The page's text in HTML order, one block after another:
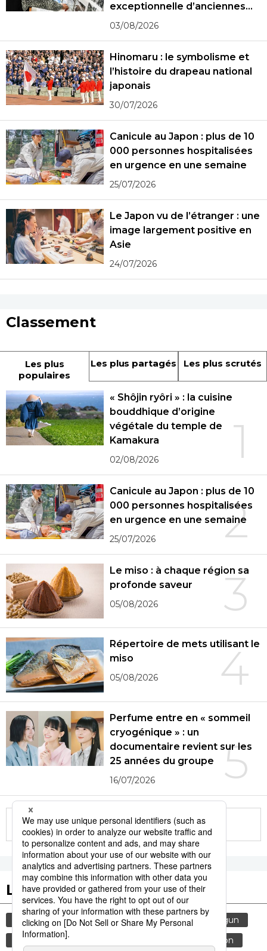
exceptionnelle d’anciennes
photographies
03/08/2026
Hinomaru : le symbolisme et
l’histoire du drapeau national
japonais
30/07/2026
Canicule au Japon : plus de 10
000 personnes hospitalisées
en urgence en une semaine
25/07/2026
Le Japon vu de l’étranger : une
image largement positive en
Asie
24/07/2026
Classement
Les plus
populaires
Les plus partagés Les plus scrutés
1
« Shôjin ryôri » : la cuisine
bouddhique d’origine
végétale du temple de
Kamakura
02/08/2026
2
Canicule au Japon : plus de 10
000 personnes hospitalisées
en urgence en une semaine
25/07/2026
3
Le miso : à chaque région sa
profonde saveur
05/08/2026
4
Répertoire de mets utilisant le
miso
05/08/2026
5
Perfume entre en « sommeil
cryogénique » : un
documentaire revient sur les
25 années du groupe
16/07/2026
More in this series
Les tags populaires
histoire femme sexe edo
shogun
gastronomie
tradition